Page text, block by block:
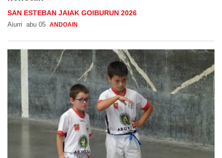
SAN ESTEBAN JAIAK GOIBURUN 2026
Aiurri abu 05 ANDOAIN